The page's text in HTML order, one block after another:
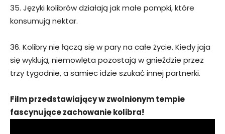
35. Języki kolibrów działają jak małe pompki, które
konsumują nektar.
36. Kolibry nie łączą się w pary na całe życie. Kiedy jaja
się wyklują, niemowlęta pozostają w gnieździe przez
trzy tygodnie, a samiec idzie szukać innej partnerki.
Film przedstawiający w zwolnionym tempie
fascynujące zachowanie kolibra!